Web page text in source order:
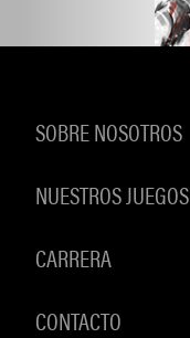
SOBRE NOSOTROS
NUESTROS JUEGOS
CARRERA
CONTACTO